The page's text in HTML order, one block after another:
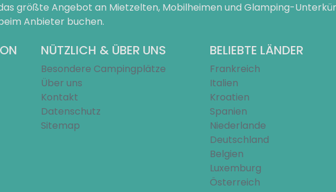
größte Angebot an Mietzelten, Mobilheimen und Glamping-
Anbieter buchen.
NÜTZLICH & ÜBER UNS
Besondere Campingplätze
Über uns
Kontakt
Datenschutz
Sitemap
BELIEBTE LÄNDER
Frankreich
Italien
Kroatien
Spanien
Niederlande
Deutschland
Belgien
Luxemburg
Österreich